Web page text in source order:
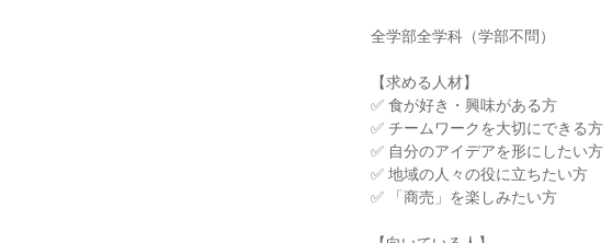
全学部全学科（学部不問）
【求める人材】
✅ 食が好き・興味がある方
✅ チームワークを大切にできる方
✅ 自分のアイデアを形にしたい方
✅ 地域の人々の役に立ちたい方
✅ 「商売」を楽しみたい方